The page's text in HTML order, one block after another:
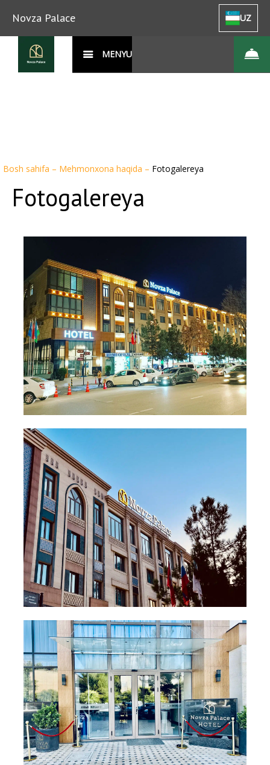
Novza Palace UZ
MENYU
Bosh sahifa – Mehmonxona haqida – Fotogalereya
Fotogalereya